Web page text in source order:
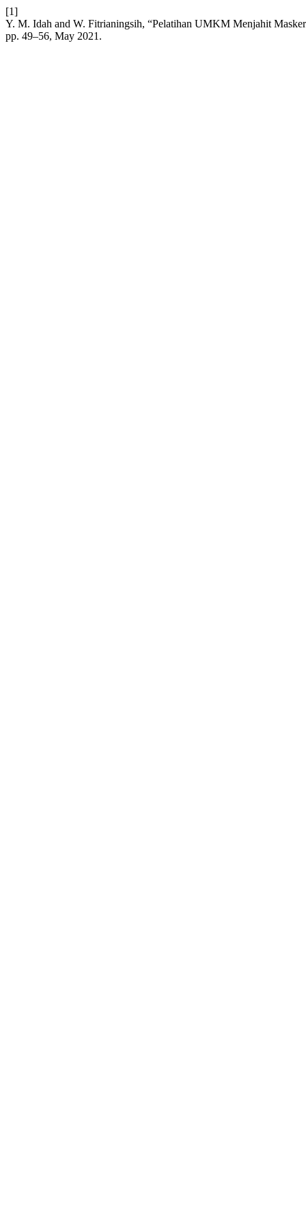
[1]
Y. M. Idah and W. Fitrianingsih, “Pelatihan UMKM Menjahit
pp. 49–56, May 2021.